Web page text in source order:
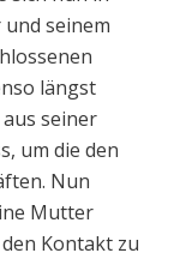
seinem
längst
seiner
um die den
Nun
Mutter
Kontakt zu